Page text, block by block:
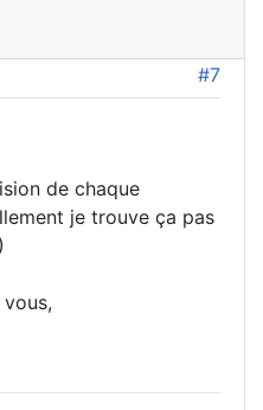
#7
de chaque
je trouve ça pas